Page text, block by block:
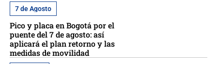
7 de Agosto
Pico y placa en Bogotá por el
puente del 7 de agosto: así
aplicará el plan retorno y las
medidas de movilidad